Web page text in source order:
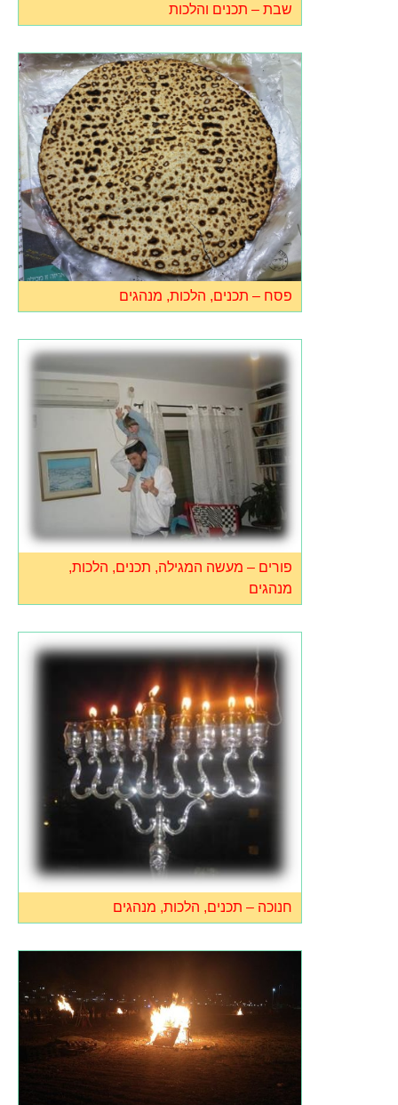
שבת – תכנים והלכות
פסח – תכנים, הלכות, מנהגים
פורים – מעשה המגילה, תכנים, הלכות,
מנהגים
חנוכה – תכנים, הלכות, מנהגים